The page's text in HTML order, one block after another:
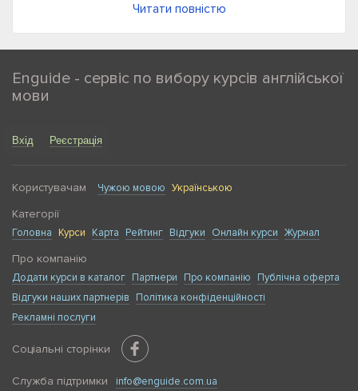
Кому необхідні курси бізнес-
англійської
підійдуть тим, хто хоче вільно почуватися в діловому
середовищі та впевнено представляти себе на
просуватися кар'єрними сходами.
Ведете комунікацію із закордонними партнерами
або клієнтами.
Хочете знайти роботу за кордоном.
Часто берете участь в онлайн-зумах,
конференціях, бізнес-мітингах, де звучить
специфічна лексика.
Запускаєте стартап або керуєте проєктом, який
виходить на глобальний ринок.
Читати повністю
Enguide - сервіс по вибору курсів англійської
мови
Вхід Реєстрація
Користувачам Чужою мовою Українською
Категорії
Головна Курси Карта Рейтинг Відгуки Онлайн курси Журнал
Про компанію
Додати курси в каталог Партнери Про компанію
Публічна оферта
Відгуки наших партнерів
Політика конфіденційності
Рекламні послуги
Соціальні сторінки
Служба підтримки info@enguide.com.ua